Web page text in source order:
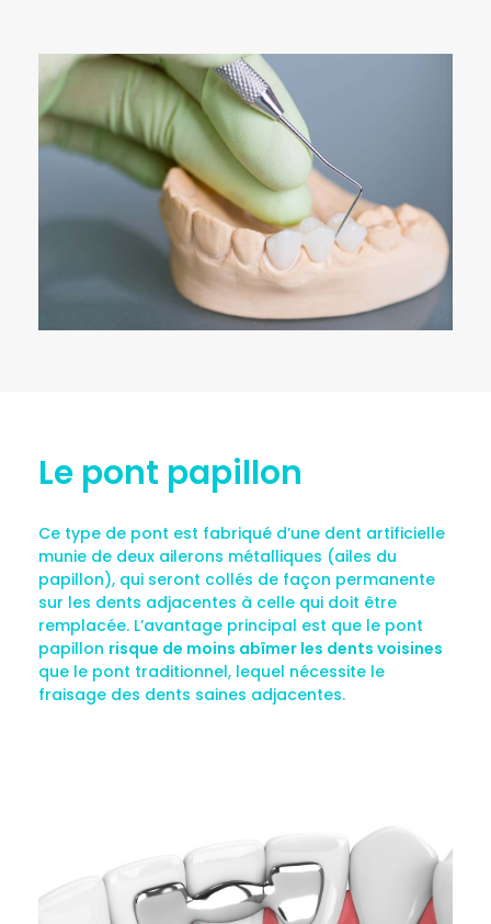
Le pont papillon
Ce type de pont est fabriqué d’une dent artificielle
munie de deux ailerons métalliques (ailes du
papillon), qui seront collés de façon permanente
sur les dents adjacentes à celle qui doit être
remplacée. L’avantage principal est que le pont
papillon risque de moins abîmer les dents voisines
que le pont traditionnel, lequel nécessite le
fraisage des dents saines adjacentes.